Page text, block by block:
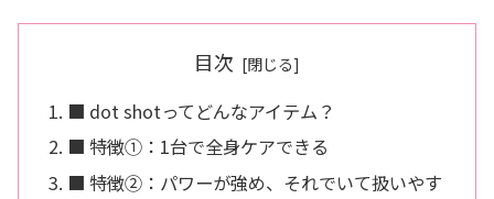
目次
■ dot shotってどんなアイテム？
■ 特徴①：1台で全身ケアできる
■ 特徴②：パワーが強め、それでいて扱いやす